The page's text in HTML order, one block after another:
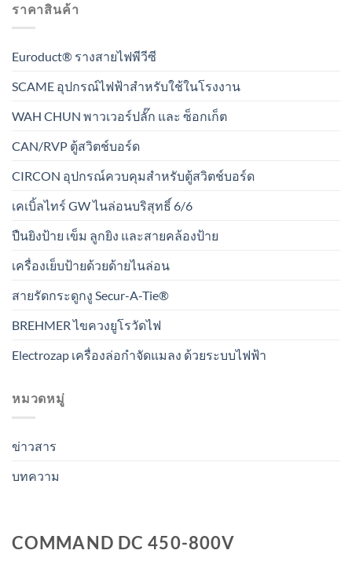
COMMAND DC 450-800V
ราคาสินค้า
Euroduct® รางสายไฟพีวีซี
SCAME อุปกรณ์ไฟฟ้าสำหรับใช้ในโรงงาน
WAH CHUN พาวเวอร์ปลั๊ก และ ซ็อกเก็ต
CAN/RVP ตู้สวิตช์บอร์ด
CIRCON อุปกรณ์ควบคุมสำหรับตู้สวิตช์บอร์ด
เคเบิ้ลไทร์ GW ไนล่อนบริสุทธิ์ 6/6
ปืนยิงป้าย เข็ม ลูกยิง และสายคล้องป้าย
เครื่องเย็บป้ายด้วยด้ายไนล่อน
สายรัดกระดูกงู Secur-A-Tie®
BREHMER ไขควงยูโรวัดไฟ
Electrozap เครื่องล่อกำจัดแมลง ด้วยระบบไฟฟ้า
หมวดหมู่
ข่าวสาร
บทความ